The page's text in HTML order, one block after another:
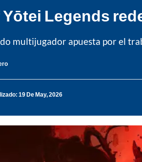
Legends
multijugador apuesta por el
19 De May, 2026